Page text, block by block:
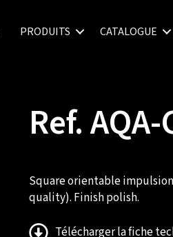
PRODUITS CATALOGUE
Ref.
Square orientable
quality). Finish polish.
Télécharger la fiche